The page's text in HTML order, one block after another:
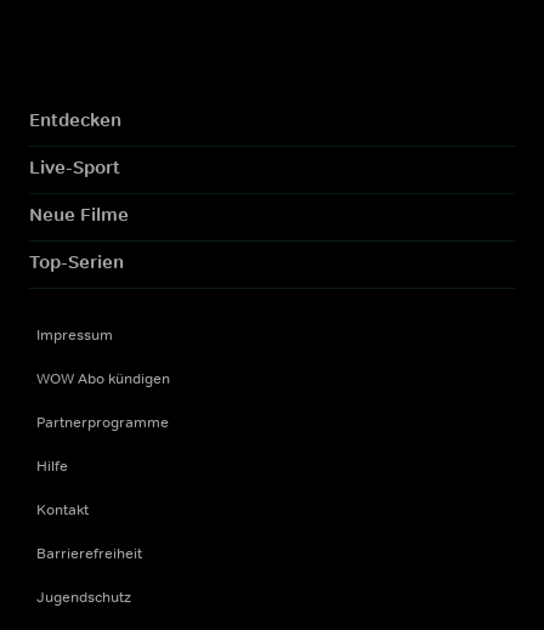
Entdecken
Live-Sport
Neue Filme
Top-Serien
Impressum
WOW Abo kündigen
Partnerprogramme
Hilfe
Kontakt
Barrierefreiheit
Jugendschutz